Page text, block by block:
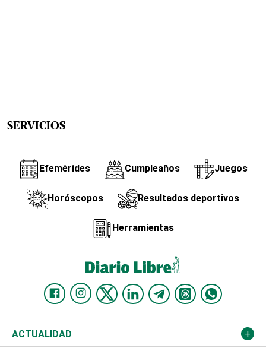
SERVICIOS
Efemérides Cumpleaños Juegos
Horóscopos Resultados deportivos
Herramientas
ACTUALIDAD